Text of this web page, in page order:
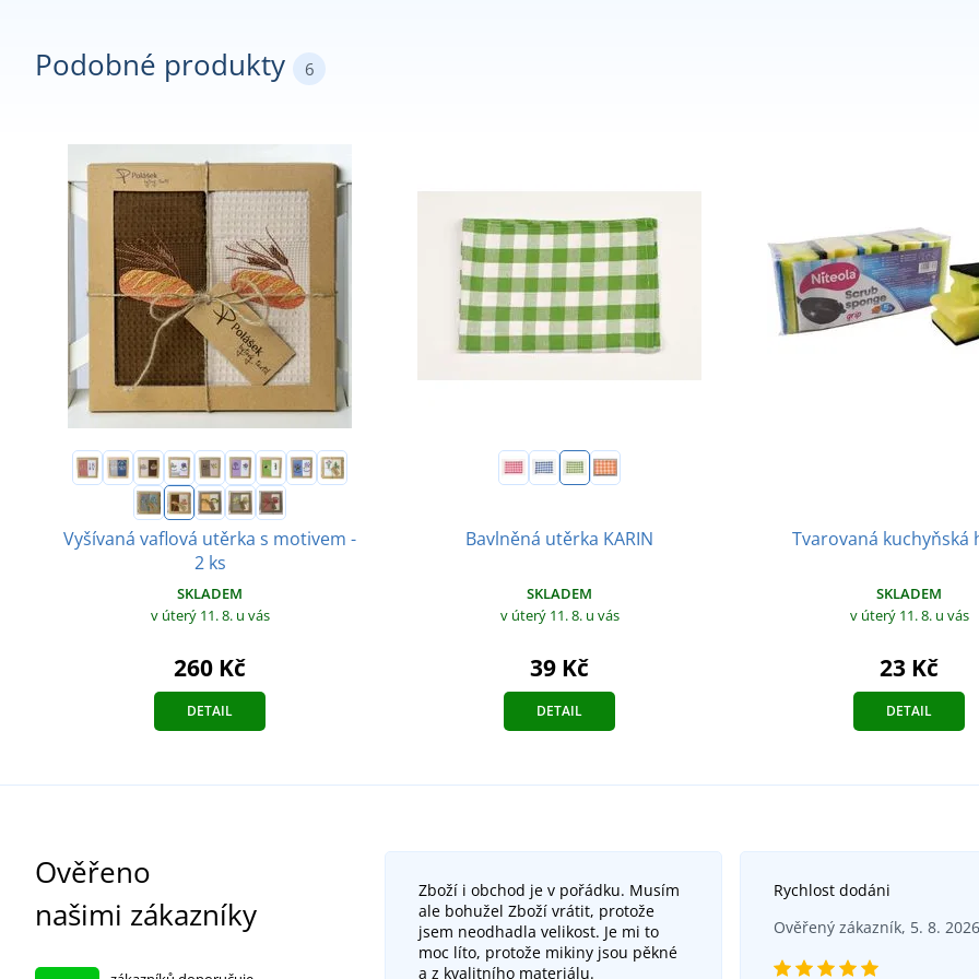
Podobné produkty 6
Vyšívaná vaflová utěrka s motivem -
2 ks
SKLADEM
v úterý 11. 8. u vás
260 Kč
DETAIL
Bavlněná utěrka KARIN
SKLADEM
v úterý 11. 8. u vás
39 Kč
DETAIL
Tvarovaná kuchyňská
SKLADEM
v úterý 11. 8. u vás
23 Kč
DETAIL
Ověřeno
našimi zákazníky
Zboží i obchod je v pořádku. Musím
ale bohužel Zboží vrátit, protože
jsem neodhadla velikost. Je mi to
moc líto, protože mikiny jsou pěkné
a z kvalitního materiálu.
Rychlost dodáni
Ověřený zákazník, 5. 8.